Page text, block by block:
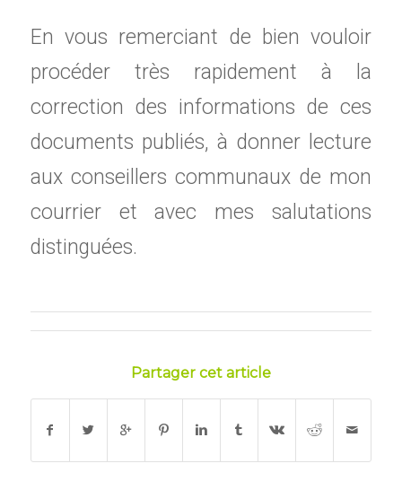
En vous remerciant de bien vouloir
procéder très rapidement à la
correction des informations de ces
documents publiés, à donner lecture
aux conseillers communaux de mon
courrier et avec mes salutations
distinguées.
Partager cet article